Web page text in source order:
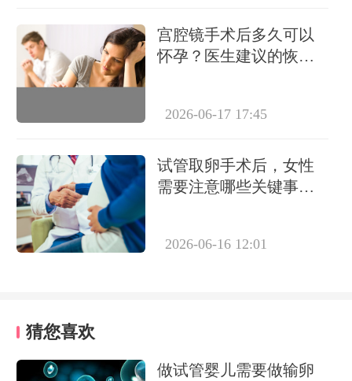
宫腔镜手术后多久可以
怀孕？医生建议的恢复
2026-06-17 17:45
试管取卵手术后，女性
需要注意哪些关键事项
2026-06-16 12:01
猜您喜欢
做试管婴儿需要做输卵